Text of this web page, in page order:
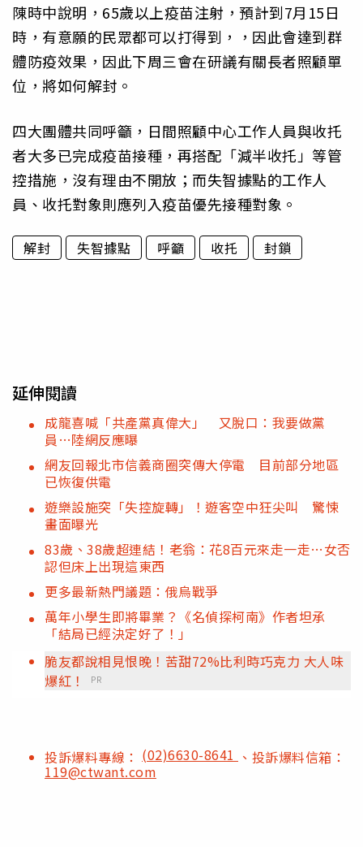
陳時中說明，65歲以上疫苗注射，預計到7月15日
時，有意願的民眾都可以打得到，，因此會達到群
體防疫效果，因此下周三會在研議有關長者照顧單
位，將如何解封。
四大團體共同呼籲，日間照顧中心工作人員與收托
者大多已完成疫苗接種，再搭配「減半收托」等管
控措施，沒有理由不開放；而失智據點的工作人
員、收托對象則應列入疫苗優先接種對象。
解封 失智據點 呼籲 收托 封鎖
延伸閱讀
成龍喜喊「共產黨真偉大」 又脫口：我要做黨
員…陸網反應曝
網友回報北市信義商圈突傳大停電 目前部分地區
已恢復供電
遊樂設施突「失控旋轉」！遊客空中狂尖叫 驚悚
畫面曝光
83歲、38歲超連結！老翁：花8百元來走一走…女否
認但床上出現這東西
更多最新熱門議題：俄烏戰爭
萬年小學生即將畢業？《名偵探柯南》作者坦承
「結局已經決定好了！」
脆友都說相見恨晚！苦甜72%比利時巧克力 大人味
爆紅！
PR
投訴爆料專線： (02)6630-8641 、投訴爆料信箱：
119@ctwant.com